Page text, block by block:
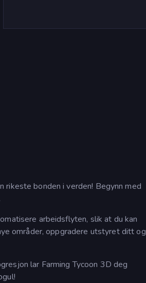
rikeste bonden i verden! Begynn med
arbeidsflyten, slik at du kan
områder, oppgradere utstyret ditt og
lar Farming Tycoon 3D deg